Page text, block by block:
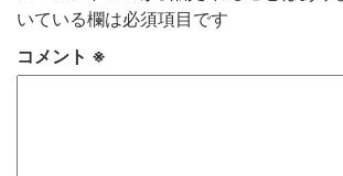
いている欄は必須項目です
コメント ※